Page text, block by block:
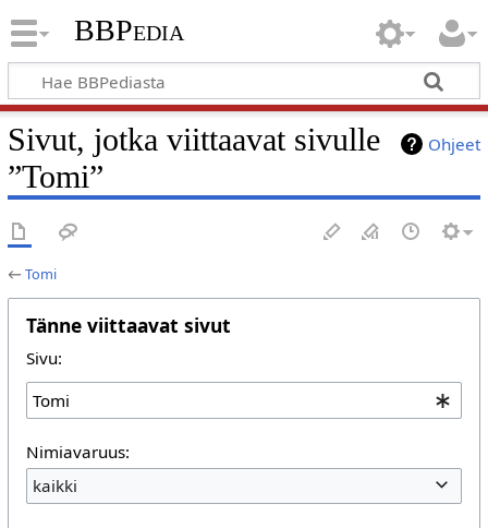
BBPedia
Ohjeet
Sivut, jotka viittaavat sivulle
”Tomi”
←Tomi
Tänne viittaavat sivut
Sivu:
Nimiavaruus:
kaikki